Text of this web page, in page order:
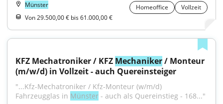
Münster Homeoffice
Vollzeit
Von 29.500,00 € bis 61.000,00 €
KFZ Mechatroniker / KFZ Mechaniker / Monteur
(m/w/d) in Vollzeit - auch Quereinsteiger
"...Kfz-Mechatroniker / Kfz-Monteur (w/m/d)
Fahrzeugglas in Münster - auch als Quereinstieg - 168..."